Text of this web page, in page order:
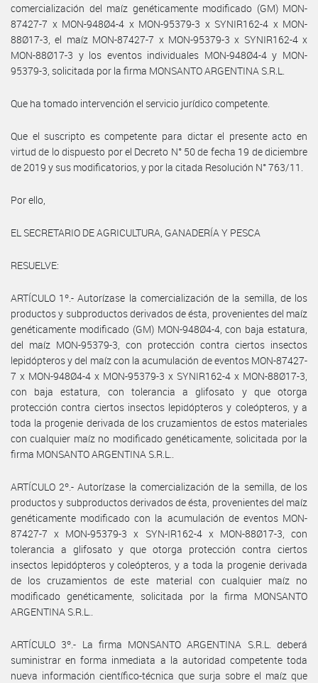
comercialización del maíz genéticamente modificado (GM) MON-
87427-7 x MON-948Ø4-4 x MON-95379-3 x SYNIR162-4 x MON-
88Ø17-3, el maíz MON-87427-7 x MON-95379-3 x SYNIR162-4 x
MON-88Ø17-3 y los eventos individuales MON-948Ø4-4 y MON-
95379-3, solicitada por la firma MONSANTO ARGENTINA S.R.L.
Que ha tomado intervención el servicio jurídico competente.
Que el suscripto es competente para dictar el presente acto en
virtud de lo dispuesto por el Decreto N° 50 de fecha 19 de diciembre
de 2019 y sus modificatorios, y por la citada Resolución N° 763/11.
Por ello,
EL SECRETARIO DE AGRICULTURA, GANADERÍA Y PESCA
RESUELVE:
ARTÍCULO 1º.- Autorízase la comercialización de la semilla, de los
productos y subproductos derivados de ésta, provenientes del maíz
genéticamente modificado (GM) MON-948Ø4-4, con baja estatura,
del maíz MON-95379-3, con protección contra ciertos insectos
lepidópteros y del maíz con la acumulación de eventos MON-87427-
7 x MON-948Ø4-4 x MON-95379-3 x SYNIR162-4 x MON-88Ø17-3,
con baja estatura, con tolerancia a glifosato y que otorga
protección contra ciertos insectos lepidópteros y coleópteros, y a
toda la progenie derivada de los cruzamientos de estos materiales
con cualquier maíz no modificado genéticamente, solicitada por la
firma MONSANTO ARGENTINA S.R.L..
ARTÍCULO 2º.- Autorízase la comercialización de la semilla, de los
productos y subproductos derivados de ésta, provenientes del maíz
genéticamente modificado con la acumulación de eventos MON-
87427-7 x MON-95379-3 x SYN-IR162-4 x MON-88Ø17-3, con
tolerancia a glifosato y que otorga protección contra ciertos
insectos lepidópteros y coleópteros, y a toda la progenie derivada
de los cruzamientos de este material con cualquier maíz no
modificado genéticamente, solicitada por la firma MONSANTO
ARGENTINA S.R.L..
ARTÍCULO 3º.- La firma MONSANTO ARGENTINA S.R.L. deberá
suministrar en forma inmediata a la autoridad competente toda
nueva información científico-técnica que surja sobre el maíz que